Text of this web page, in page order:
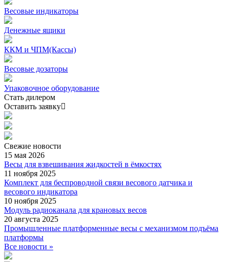
Весовые индикаторы
Денежные ящики
ККМ и ЧПМ(Кассы)
Весовые дозаторы
Упаковочное оборудование
Стать дилером
Оставить заявку
Свежие новости
15 мая 2026
Весы для взвешивания жидкостей в ёмкостях
11 ноября 2025
Комплект для беспроводной связи весового датчика и
весового индикатора
10 ноября 2025
Модуль радиоканала для крановых весов
20 августа 2025
Промышленные платформенные весы с механизмом подъёма
платформы
Все новости »